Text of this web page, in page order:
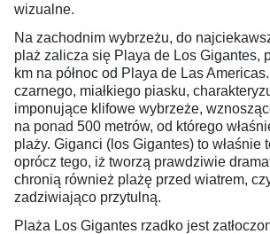
wizualne.
Na zachodnim wybrzeżu, do
plaż zalicza się Playa de Los Gigantes,
km na północ od Playa de Las
czarnego, miałkiego piasku,
imponujące klifowe wybrzeże,
na ponad 500 metrów, od którego
plaży. Giganci (los Gigantes) to właśnie
oprócz tego, iż tworzą prawdziwie
chronią również plażę przed wiatrem,
zadziwiająco przytulną.
Plaża Los Gigantes rzadko jest